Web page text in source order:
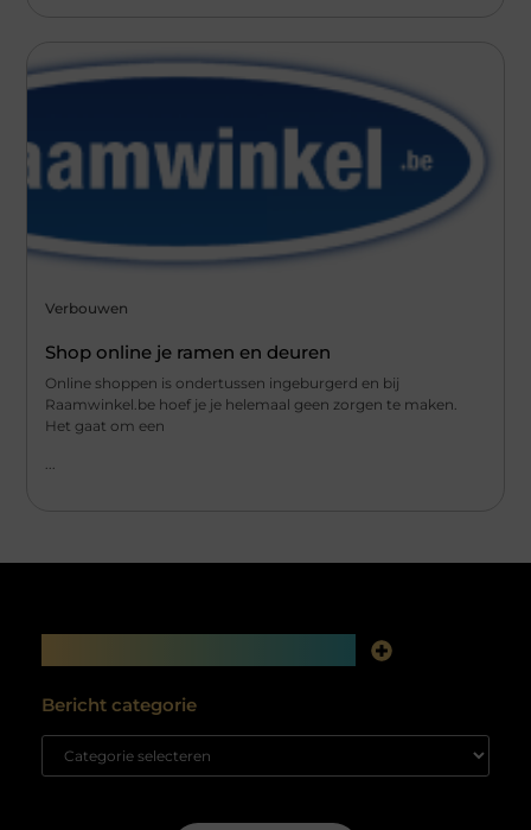
Verbouwen
Shop online je ramen en deuren
Online shoppen is ondertussen ingeburgerd en bij
Raamwinkel.be hoef je je helemaal geen zorgen te maken.
Het gaat om een
...
Bericht categorie